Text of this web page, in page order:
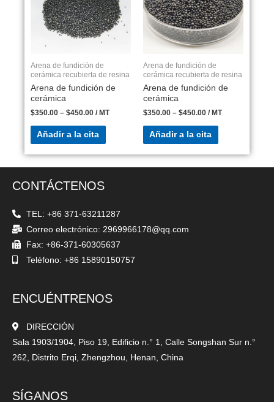
Arena de fundición de
cerámica recubierta de resina
Arena de fundición de
cerámica
$350.00 – $450.00 / MT
Añadir a la cita
Arena de fundición de
cerámica recubierta de resina
Arena de fundición de
cerámica
$350.00 – $450.00 / MT
Añadir a la cita
CONTÁCTENOS
TEL: +86 371-63211287
Correo electrónico: 2969966178@qq.com
Fax: +86-371-60305637
Teléfono: +86 15890150757
ENCUÉNTRENOS
DIRECCIÓN
Sala 1903/1904, Piso 19, Edificio n.° 1, Calle Songshan Sur n.°
262, Distrito Erqi, Zhengzhou, Henan, China
SÍGANOS